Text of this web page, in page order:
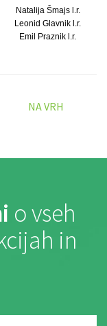
Natalija Šmajs l.r.
Leonid Glavnik l.r.
Emil Praznik l.r.
NA VRH
o vseh
in